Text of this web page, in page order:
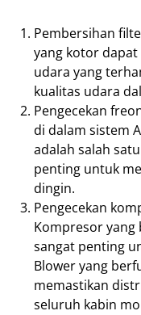
Pembersihan
yang kotor
udara yang
kualitas udara
Pengecekan
di dalam sistem
adalah salah
penting untuk
dingin.
Pengecekan
Kompresor yang
sangat penting
Blower yang
memastikan
seluruh kabin